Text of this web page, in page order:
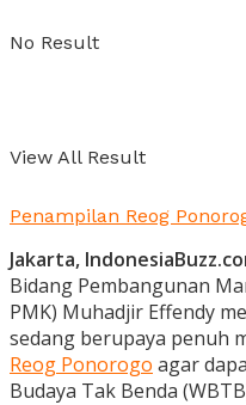
No Result
View All Result
Penampilan Reog
Jakarta,
Bidang Pembangunan
PMK) Muhadjir Effendy
sedang berupaya penuh
Reog Ponorogo agar
Budaya Tak Benda